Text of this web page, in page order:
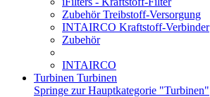
Zubehör Treibstoff-Versorgung
INTAIRCO Kraftstoff-Verbinder
Zubehör
INTAIRCO
Turbinen Turbinen
Springe zur Hauptkategorie "Turbinen"